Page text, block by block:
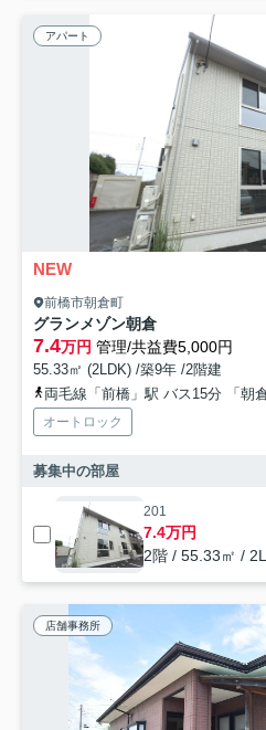
アパート
NEW
前橋市朝倉町
グランメゾン朝倉
7.4万円 管理/共益費5,000円
55.33㎡ (2LDK) /築9年 /2階建
両毛線「前橋」駅 バス15分 「朝
オートロック
募集中の部屋
201
7.4万円
2階 / 55.33㎡ /
店舗事務所